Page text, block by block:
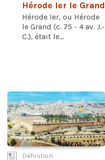
Hérode Ier le Grand
Hérode Ier, ou Hérode
le Grand (c. 75 - 4 av. J.-
C.), était le...
Définition